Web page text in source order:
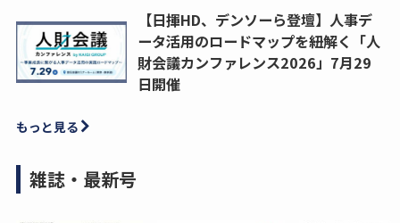
【日揮HD、デンソーら登壇】人事デ
ータ活用のロードマップを紐解く「人
財会議カンファレンス2026」7月29
日開催
もっと見る
雑誌・最新号